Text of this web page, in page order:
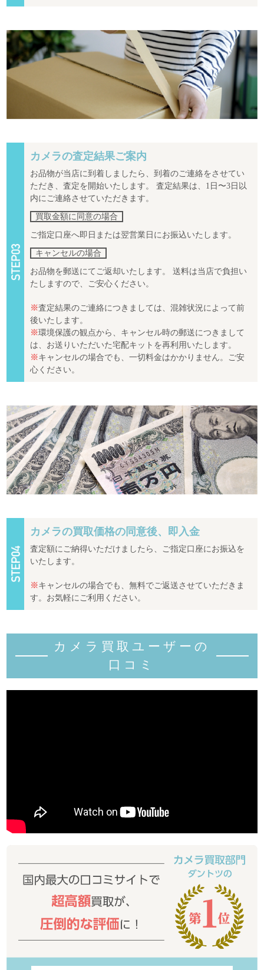
カメラの査定結果ご案内
お品物が当店に到着しましたら、到着のご連絡をさせてい
ただき、査定を開始いたします。 査定結果は、1日〜3日以
内にご連絡させていただきます。
買取金額に同意の場合
ご指定口座へ即日または翌営業日にお振込いたします。
キャンセルの場合
お品物を郵送にてご返却いたします。 送料は当店で負担い
たしますので、ご安心ください。
※査定結果のご連絡につきましては、混雑状況によって前
後いたします。
※環境保護の観点から、キャンセル時の郵送につきまして
は、お送りいただいた宅配キットを再利用いたします。
※キャンセルの場合でも、一切料金はかかりません。ご安
心ください。
カメラの買取価格の同意後、即入金
査定額にご納得いただけましたら、ご指定口座にお振込を
いたします。
※キャンセルの場合でも、無料でご返送させていただきま
す。お気軽にご利用ください。
カメラ買取ユーザーの
口コミ